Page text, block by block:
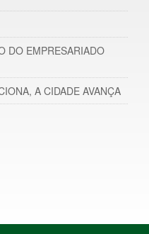
DO EMPRESARIADO
A CIDADE AVANÇA